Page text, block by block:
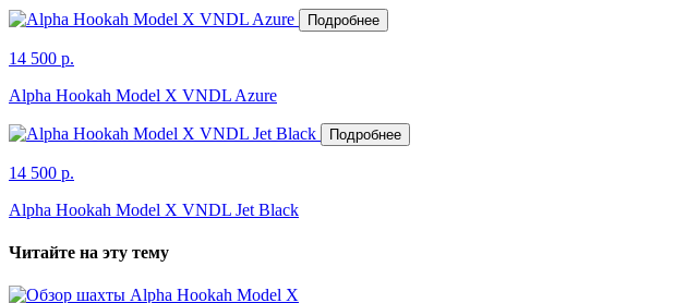
Подробнее
14 500 р.
Alpha Hookah Model X VNDL Azure
Подробнее
14 500 р.
Alpha Hookah Model X VNDL Jet Black
Читайте на эту тему